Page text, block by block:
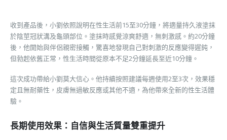
收到產品後，小劉依照說明在性生活前15至30分鐘，將適量持久液塗抹
於陰莖冠狀溝及龜頭部位。塗抹時感覺涼爽舒適，無刺激感。約20分鐘
後，他開始與伴侶親密接觸，驚喜地發現自己對刺激的反應變得遲鈍，
但勃起依舊正常，性生活時間從原本不足2分鐘延長至近10分鐘。
這次成功帶給小劉莫大信心。他持續按照建議每週使用2至3次，效果穩
定且無耐藥性，皮膚無過敏反應或其他不適，為他帶來全新的性生活體
驗。
長期使用效果：自信與生活質量雙重提升